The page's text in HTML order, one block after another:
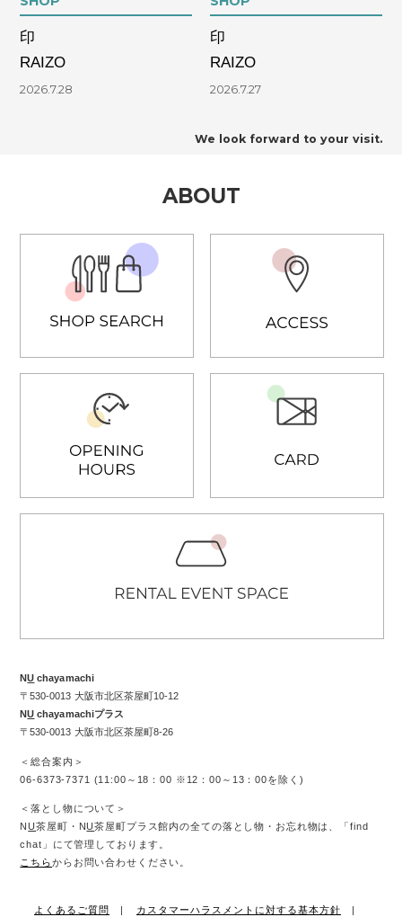
印
RAIZO
2026.7.28
印
RAIZO
2026.7.27
We look forward to your visit.
ABOUT
NU chayamachi
〒530-0013 大阪市北区茶屋町10-12
NU chayamachiプラス
〒530-0013 大阪市北区茶屋町8-26
＜総合案内＞
06-6373-7371 (11:00～18：00 ※12：00～13：00を除く)
＜落とし物について＞
NU茶屋町・NU茶屋町プラス館内の全ての落とし物・お忘れ物は、「find
chat」にて管理しております。
こちらからお問い合わせください。
よくあるご質問 カスタマーハラスメントに対する基本方針